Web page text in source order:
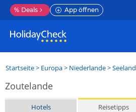
% Deals App öffnen
Startseite> Europa> Niederlande>Seeland
Zoutelande
Hotels Reisetipps